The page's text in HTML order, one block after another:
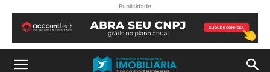
Publicidade